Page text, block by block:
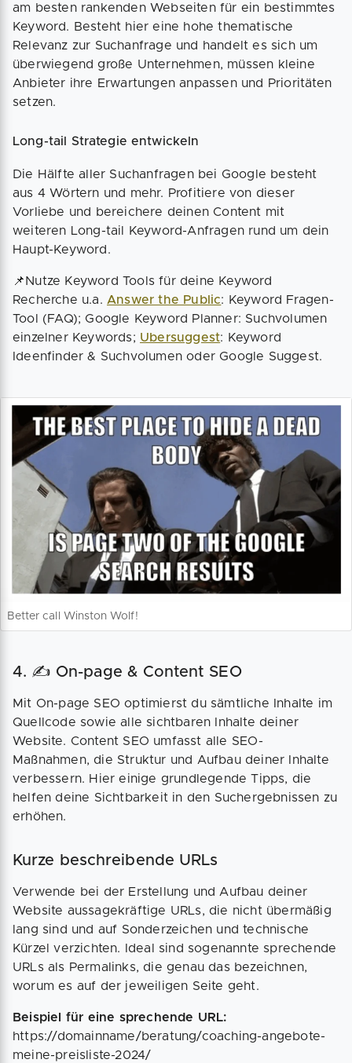
am besten rankenden Webseiten für ein bestimmtes
Keyword. Besteht hier eine hohe thematische
Relevanz zur Suchanfrage und handelt es sich um
überwiegend große Unternehmen, müssen kleine
Anbieter ihre Erwartungen anpassen und Prioritäten
setzen.
Long-tail Strategie entwickeln
Die Hälfte aller Suchanfragen bei Google besteht
aus 4 Wörtern und mehr. Profitiere von dieser
Vorliebe und bereichere deinen Content mit
weiteren Long-tail Keyword-Anfragen rund um dein
Haupt-Keyword.
📌Nutze Keyword Tools für deine Keyword
Recherche u.a. Answer the Public: Keyword Fragen-
Tool (FAQ); Google Keyword Planner: Suchvolumen
einzelner Keywords; Ubersuggest: Keyword
Ideenfinder & Suchvolumen oder Google Suggest.
Better call Winston Wolf!
4. ✍️ On-page & Content SEO
Mit On-page SEO optimierst du sämtliche Inhalte im
Quellcode sowie alle sichtbaren Inhalte deiner
Website. Content SEO umfasst alle SEO-
Maßnahmen, die Struktur und Aufbau deiner Inhalte
verbessern. Hier einige grundlegende Tipps, die
helfen deine Sichtbarkeit in den Suchergebnissen zu
erhöhen.
Kurze beschreibende URLs
Verwende bei der Erstellung und Aufbau deiner
Website aussagekräftige URLs, die nicht übermäßig
lang sind und auf Sonderzeichen und technische
Kürzel verzichten. Ideal sind sogenannte sprechende
URLs als Permalinks, die genau das bezeichnen,
worum es auf der jeweiligen Seite geht.
Beispiel für eine sprechende URL:
https://domainname/beratung/coaching-angebote-
meine-preisliste-2024/